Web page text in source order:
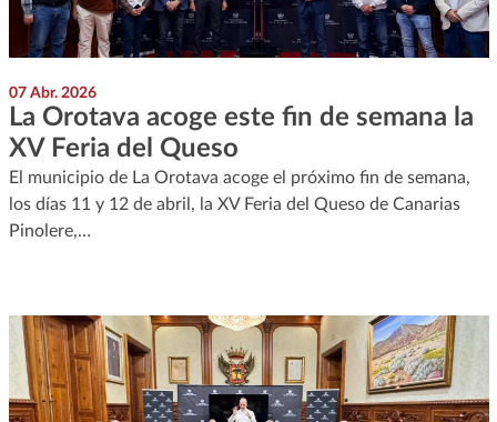
07 Abr. 2026
La Orotava acoge este fin de semana la
XV Feria del Queso
El municipio de La Orotava acoge el próximo fin de semana,
los días 11 y 12 de abril, la XV Feria del Queso de Canarias
Pinolere,…